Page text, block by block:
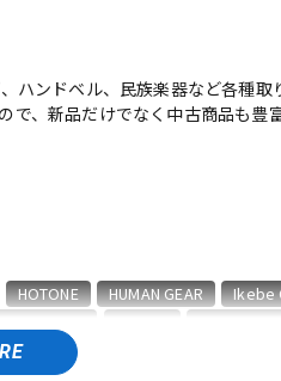
レコーディン
グ機器
ンドベル、民族楽器など各種
、新品だけでなく中古商品も豊
HOTONE HUMAN GEAR Ikebe